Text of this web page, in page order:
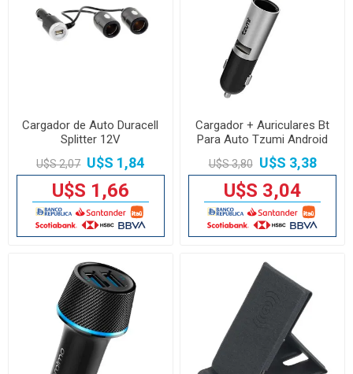
Cargador de Auto Duracell
Splitter 12V
U$S 2,07 U$S 1,84
U$S 1,66
Cargador + Auriculares Bt
Para Auto Tzumi Android
iPhone
U$S 3,80 U$S 3,38
U$S 3,04